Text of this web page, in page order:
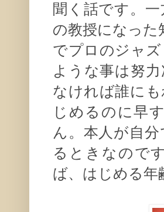
聞く話です。
の教授になった
でプロのジャ
ような事は努
なければ誰に
じめるのに早
ん。本人が自
るときなので
ば、はじめる年